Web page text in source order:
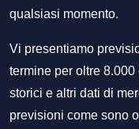
qualsiasi momento.
Vi presentiamo
termine per oltre
storici e altri dati di
previsioni come sono